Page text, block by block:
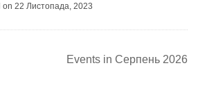
on 22 Листопада, 2023
Events in Серпень 2026